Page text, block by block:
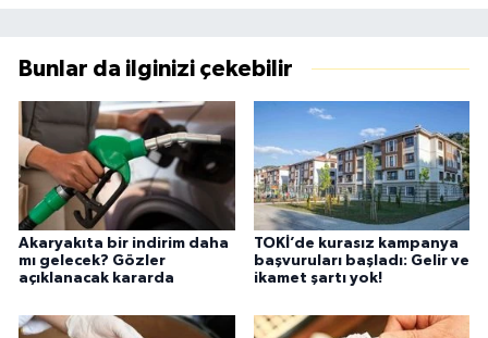
Bunlar da ilginizi çekebilir
Akaryakıta bir indirim daha
mı gelecek? Gözler
açıklanacak kararda
TOKİ’de kurasız kampanya
başvuruları başladı: Gelir ve
ikamet şartı yok!